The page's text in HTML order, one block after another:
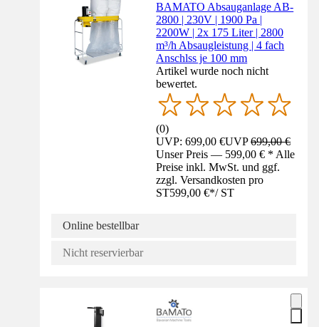
BAMATO Absauganlage AB-
2800 | 230V | 1900 Pa |
2200W | 2x 175 Liter | 2800
m³/h Absaugleistung | 4 fach
Anschlss je 100 mm
Artikel wurde noch nicht
bewertet.
(0)
UVP: 699,00 €UVP699,00 €
Unser Preis — 599,00 € * Alle
Preise inkl. MwSt. und ggf.
zzgl. Versandkosten pro
ST599,00 €*/ ST
Online bestellbar
Nicht reservierbar